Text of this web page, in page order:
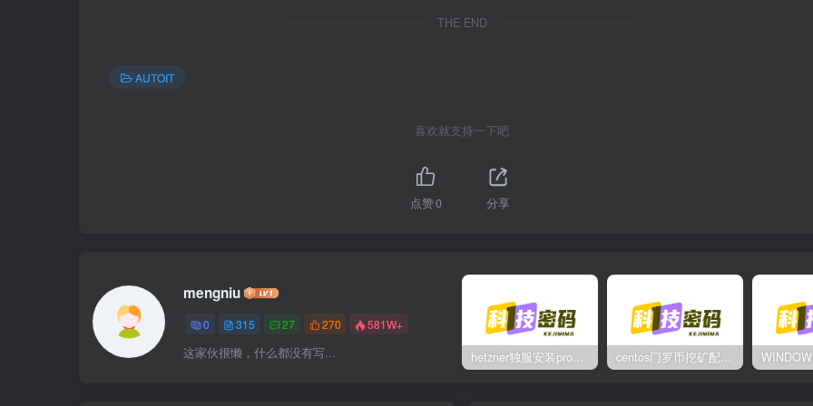
THE END
AUTOIT
喜欢就支持一下吧
点赞0 分享
mengniu
0 315 27 270 581W+
这家伙很懒，什么都没有写...